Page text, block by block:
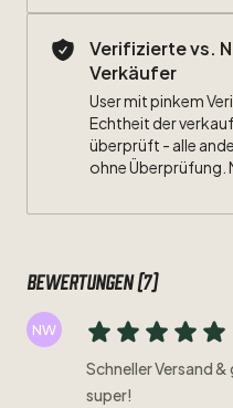
Zustand:7​/​10
Beflockung:#23Kampl
Verifizierte vs.
Verkäufer
User mit pinkem
Echtheit der
überprüft - alle
ohne Überprüfung.
Bewertungen (7)
NW
Schneller Versand
super!